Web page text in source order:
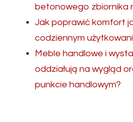
betonowego zbiornika
Jak poprawić komfort
codziennym
Meble handlowe i
oddziałują na wygląd
punkcie handlowym?